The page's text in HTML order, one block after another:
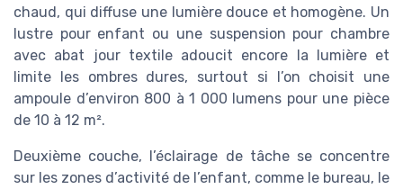
chaud, qui diffuse une lumière douce et homogène. Un
lustre pour enfant ou une suspension pour chambre
avec abat jour textile adoucit encore la lumière et
limite les ombres dures, surtout si l’on choisit une
ampoule d’environ 800 à 1 000 lumens pour une pièce
de 10 à 12 m².
Deuxième couche, l’éclairage de tâche se concentre
sur les zones d’activité de l’enfant, comme le bureau, le